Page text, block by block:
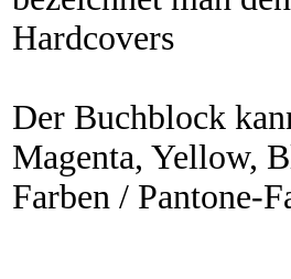
Hardcovers
Der Buchblock
Magenta, Yellow,
Farben / Pantone-